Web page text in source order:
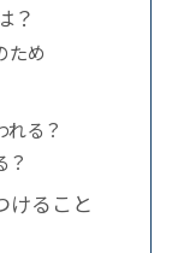
？
ため
る？
？
けること